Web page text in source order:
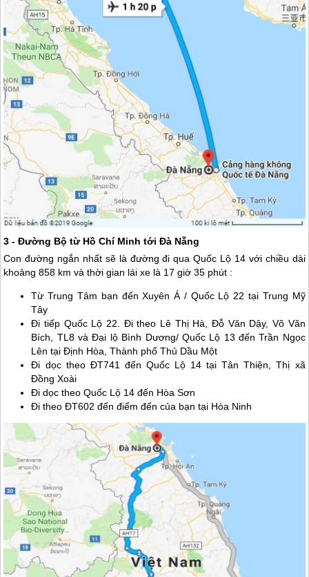
3 - Đường Bộ từ Hồ Chí Minh tớiĐà Nẵng
Con đường ngắn nhất sẽ là đường đi qua Quốc Lộ 14 với chiều dài
khoảng 858 km và thời gian lái xe là 17 giờ 35 phút :
Từ Trung Tâm bạn đến Xuyên Á / Quốc Lộ 22 tại Trung Mỹ
Tây
Đi tiếp Quốc Lộ 22. Đi theo Lê Thị Hà, Đỗ Văn Dậy, Võ Văn
Bích, TL8 và Đại lộ Bình Dương/ Quốc Lộ 13 đến Trần Ngọc
Lên tại Định Hòa, Thành phố Thủ Dầu Một
Đi dọc theo ĐT741 đến Quốc Lộ 14 tại Tân Thiện, Thị xã
Đồng Xoài
Đi dọc theo Quốc Lộ 14 đến Hòa Sơn
Đi theo ĐT602 đến điểm đến của bạn tại Hòa Ninh